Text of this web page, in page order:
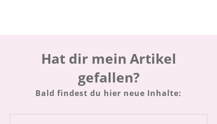
Hat dir mein Artikel
gefallen?
Bald findest du hier neue Inhalte: